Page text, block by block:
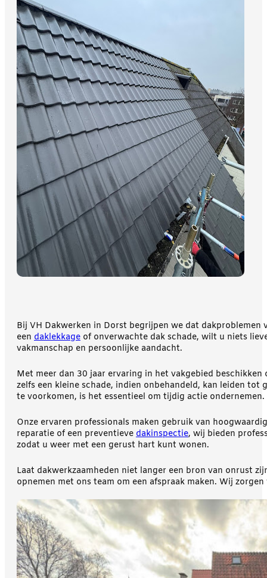
Bij VH Dakwerken in Dorst begrijpen we dat
een daklekkage of onverwachte dak schade, wilt u niets
vakmanschap en persoonlijke aandacht.
Met meer dan 30 jaar ervaring in het vakgebied
zelfs een kleine schade, indien onbehandeld, kan leiden
te voorkomen, is het essentieel om tijdig actie ondernemen.
Onze ervaren professionals maken gebruik van
reparatie of een preventieve dakinspectie, wij bieden
zodat u weer met een gerust hart kunt wonen.
Laat dakwerkzaamheden niet langer een bron van onrust
opnemen met ons team om een afspraak maken. Wij